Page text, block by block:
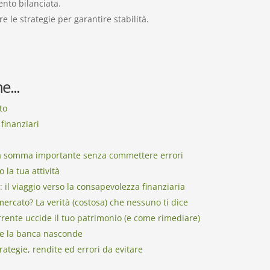
bilanciata.
le strategie per garantire stabilità.
somma importante senza commettere errori
la tua attività
viaggio verso la consapevolezza finanziaria
La verità (costosa) che nessuno ti dice
uccide il tuo patrimonio (e come rimediare)
la banca nasconde
rendite ed errori da evitare